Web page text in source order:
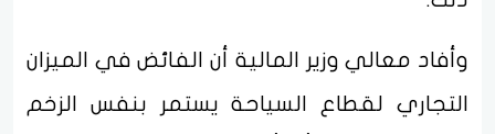
وأفاد معالي وزير المالية أن الفائض في الميزان
التجاري لقطاع السياحة يستمر بنفس الزخم